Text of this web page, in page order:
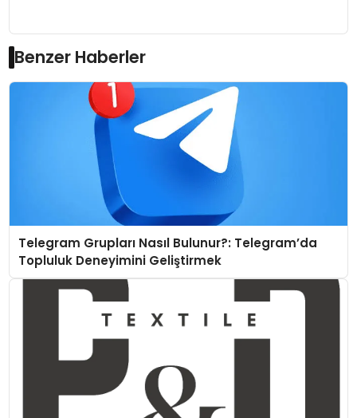
Benzer Haberler
Telegram Grupları Nasıl Bulunur?: Telegram’da
Topluluk Deneyimini Geliştirmek